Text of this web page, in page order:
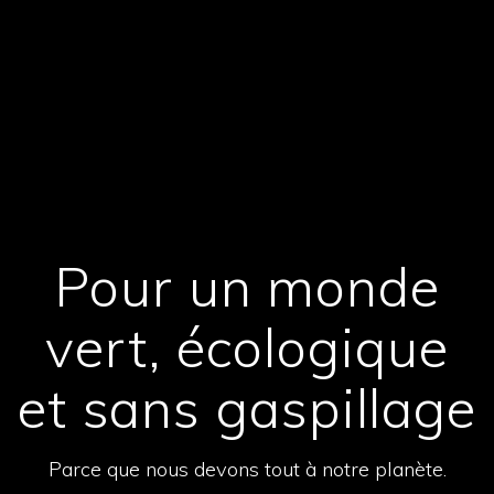
Pour un monde
vert, écologique
et sans gaspillage
Parce que nous devons tout à notre planète.